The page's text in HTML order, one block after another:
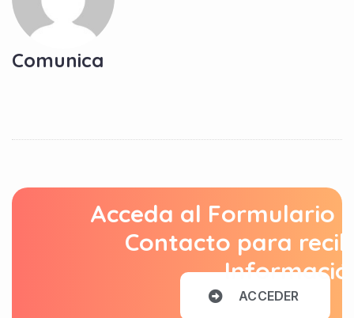
Comunica
Acceda al Formulario
Contacto para
ACCEDER